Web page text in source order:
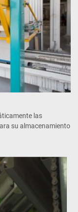
las
su almacenamiento